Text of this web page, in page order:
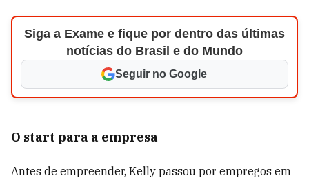
Siga a Exame e fique por dentro das últimas
notícias do Brasil e do Mundo
Seguir no Google
O start para a empresa
Antes de empreender, Kelly passou por empregos em